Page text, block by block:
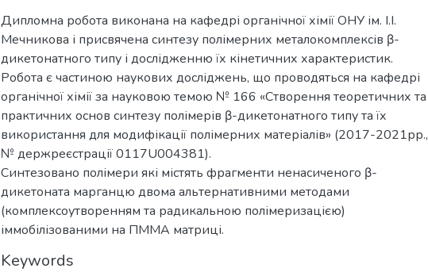
Дипломна робота виконана на кафедрі органічної хімії ОНУ ім. І.І.
Мечникова і присвячена синтезу полімерних металокомплексів β-
дикетонатного типу і дослідженню їх кінетичних характеристик.
Робота є частиною наукових досліджень, що проводяться на кафедрі
органічної хімії за науковою темою № 166 «Створення теоретичних та
практичних основ синтезу полімерів β-дикетонатного типу та їх
використання для модифікації полімерних матеріалів» (2017-2021рр.,
№ держреєстрації 0117U004381).
Синтезовано полімери які містять фрагменти ненасиченого β-
дикетоната марганцю двома альтернативними методами
(комплексоутворенням та радикальною полімеризацією)
іммобілізованими на ПММА матриці.
Keywords